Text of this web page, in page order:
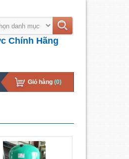
Chính Hãng
Giỏ hàng (0)